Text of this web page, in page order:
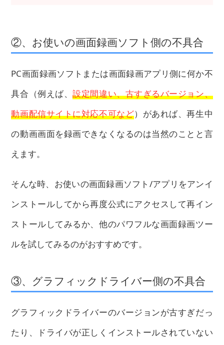
②、お使いの画面録画ソフト側の不具合
PC画面録画ソフトまたは画面録画アプリ側に何か不
具合（例えば、設定間違い、古すぎるバージョン、
動画配信サイトに対応不可など）があれば、再生中
の動画画面を録画できなくなるのは当然のことと言
えます。
そんな時、お使いの画面録画ソフト/アプリをアンイ
ンストールしてから再度公式にアクセスして再イン
ストールしてみるか、他のパワフルな画面録画ツー
ルを試してみるのがおすすめです。
③、グラフィックドライバー側の不具合
グラフィックドライバーのバージョンが古すぎだっ
たり、ドライバが正しくインストールされていない